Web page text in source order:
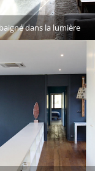
dans la lumière